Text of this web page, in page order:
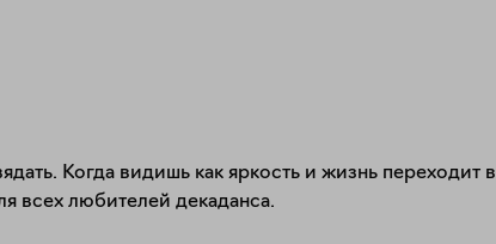
Когда видишь как яркость и жизнь переходит в
всех любителей декаданса.